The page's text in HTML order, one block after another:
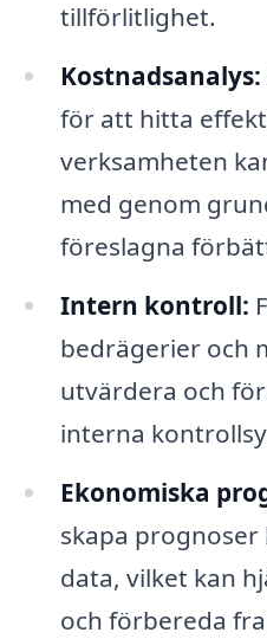
tillförlitlighet.
Kostnadsanalys:
för att hitta
verksamheten
med genom
föreslagna
Intern kontroll:
bedrägerier och
utvärdera och
interna
Ekonomiska
skapa
data, vilket kan
och förbereda